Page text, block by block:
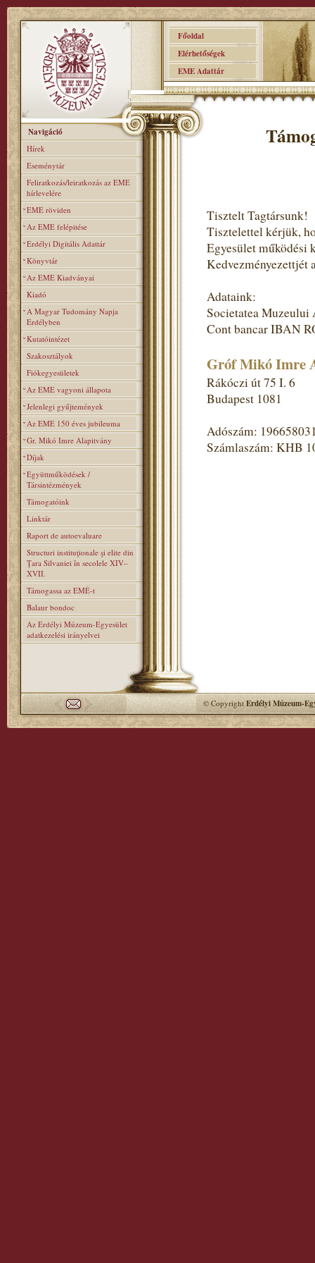
Főoldal
Elérhetőségek
EME Adattár
Navigáció
Hírek
Eseménytár
Feliratkozás/leiratkozás az EME
hírlevelére
EME röviden
Az EME felépitése
Erdélyi Digitális Adattár
Könyvtár
Az EME Kiadványai
Kiadó
A Magyar Tudomány Napja
Erdélyben
Kutatóintézet
Szakosztályok
Fiókegyesületek
Az EME vagyoni állapota
Jelenlegi gyűjtemények
Az EME 150 éves jubileuma
Gr. Mikó Imre Alapitvány
Díjak
Együttműködések /
Társintézmények
Támogatóink
Linktár
Raport de autoevaluare
Structuri instituţionale şi elite din
Ţara Silvaniei în secolele XIV–
XVII.
Támogassa az EMÉ-t
Balaur bondoc
Az Erdélyi Múzeum-Egyesület
adatkezelési irányelvei
Tisztelt Tagtársunk!
Tisztelettel kérjük,
Egyesület működési
Kedvezményezettjét
Adataink:
Societatea
Cont bancar IBAN
Gróf Mikó Imre
Rákóczi út 75 I. 6
Budapest 1081
Adószám:
Számlaszám: KHB
© CopyrightErdélyi Múzeum-